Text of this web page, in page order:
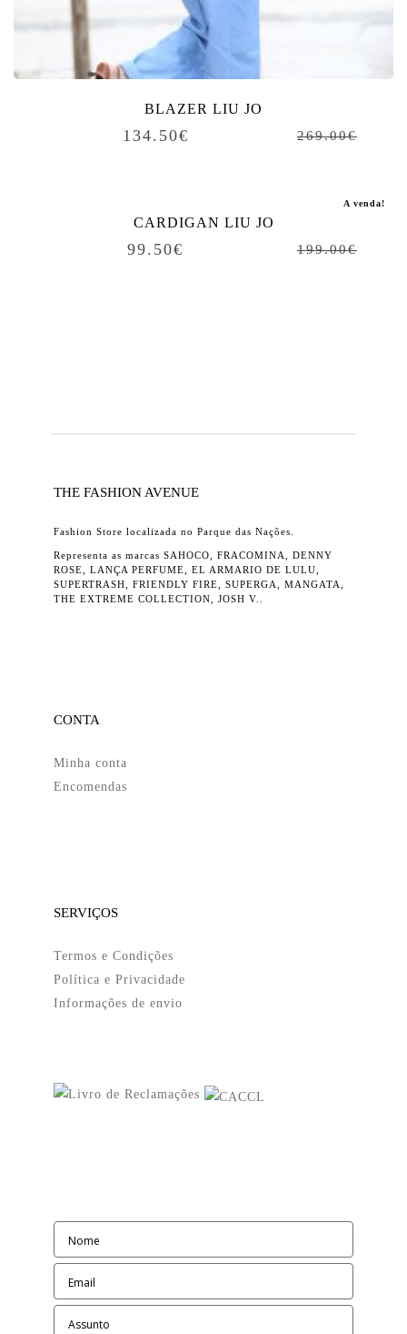
BLAZER LIU JO
269.00€
134.50€
A venda!
CARDIGAN LIU JO
199.00€
99.50€
THE FASHION AVENUE
Fashion Store localizada no Parque das Nações.
Representa as marcas SAHOCO, FRACOMINA, DENNY
ROSE, LANÇA PERFUME, EL ARMARIO DE LULU,
SUPERTRASH, FRIENDLY FIRE, SUPERGA, MANGATA,
THE EXTREME COLLECTION, JOSH V..
CONTA
Minha conta
Encomendas
SERVIÇOS
Termos e Condições
Política e Privacidade
Informações de envio